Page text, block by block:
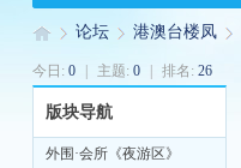
Q »
论坛
›
港澳台楼凤
›
今日: 0 主题: 0 排名: 26
版块导航
外围·会所《夜游区》